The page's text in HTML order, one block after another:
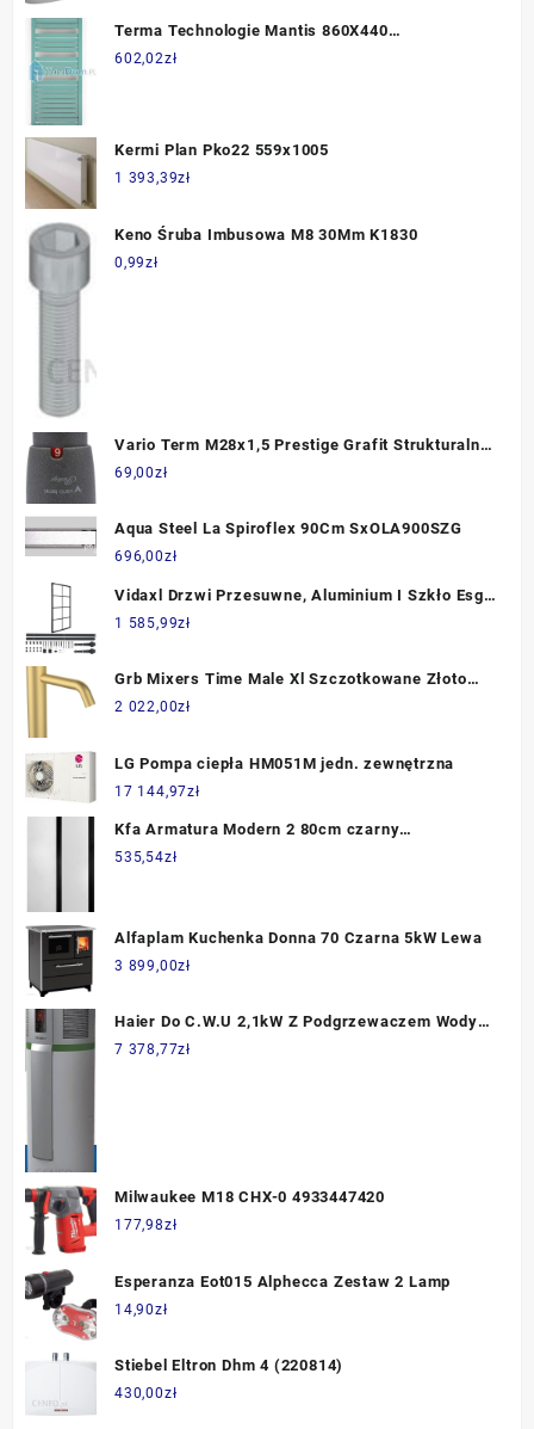
Terma Technologie Mantis 860X440
(Wgmat086044)
602,02zł
Kermi Plan Pko22 559x1005
1 393,39zł
Keno Śruba Imbusowa M8 30Mm K1830
0,99zł
Vario Term M28x1,5 Prestige Grafit Strukturalny
(000M641A005)
69,00zł
Aqua Steel La Spiroflex 90Cm SxOLA900SZG
696,00zł
Vidaxl Drzwi Przesuwne, Aluminium I Szkło Esg,
Osprzęt, 102,5X205 Cm
1 585,99zł
Grb Mixers Time Male Xl Szczotkowane Złoto
47540477
2 022,00zł
LG Pompa ciepła HM051M jedn. zewnętrzna
17 144,97zł
Kfa Armatura Modern 2 80cm czarny
F17006941P
535,54zł
Alfaplam Kuchenka Donna 70 Czarna 5kW Lewa
3 899,00zł
Haier Do C.W.U 2,1kW Z Podgrzewaczem Wody
240 L I Grzałką Zapasową 1,5kW Hp250M3C
7 378,77zł
Milwaukee M18 CHX-0 4933447420
177,98zł
Esperanza Eot015 Alphecca Zestaw 2 Lamp
14,90zł
Stiebel Eltron Dhm 4 (220814)
430,00zł